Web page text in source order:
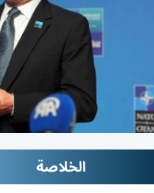
الخلاصة